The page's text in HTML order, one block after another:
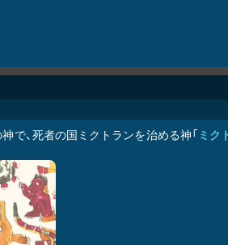
で、死者の国ミクトランを治める神「ミク